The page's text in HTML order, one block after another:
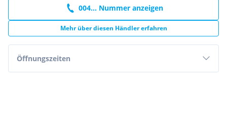
004... Nummer anzeigen
Mehr über diesen Händler erfahren
Öffnungszeiten